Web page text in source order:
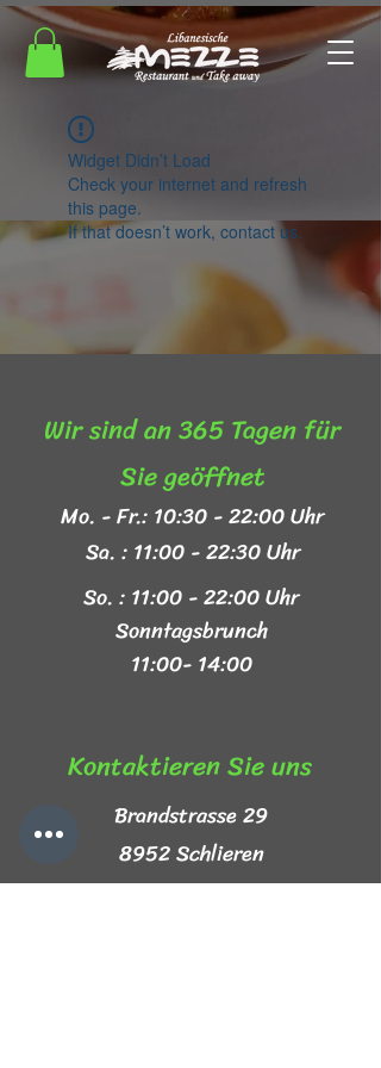
Widget Didn’t Load
Check your internet and refresh
this page.
If that doesn’t work, contact us.
Wir sind an 365 Tagen für
Sie geöffnet​
Mo. - Fr.: 10:30 - 22:00 Uhr
Sa. : 11:00 - 22:30 Uhr
So. : 11:00 - 22:00 Uhr
Sonntagsbrunch
11:00- 14:00
Kontaktieren Sie uns​
Brandstrasse 29
8952 Schlieren
+41 44 999 44 44